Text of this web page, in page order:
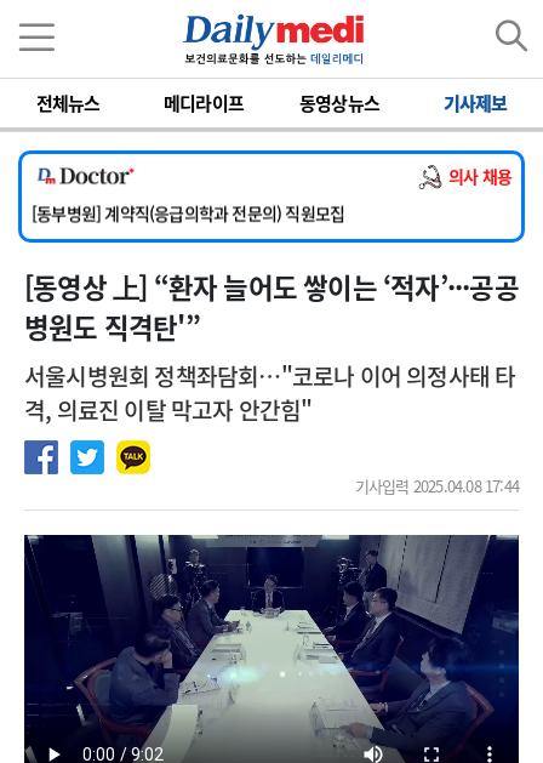
전체뉴스 메디라이프 동영상뉴스 기사제보
의사 채용
[서울아산병원] 2026년 하반기 인턴 모집
[영남대학교의료원] 마취통증의학과 임기제 임상의사 채용
[충남대학교병원] 소아청소년과(소아응급전담) 계약직 의사 공개채용
[동부병원] 계약직(응급의학과 전문의) 직원모집
[이대목동병원] 하반기 전공의(레지던트1년차) 모집
[서울아산병원] 2026년 하반기 인턴 모집
[영남대학교의료원] 마취통증의학과 임기제 임상의사 채용
[동영상 上] “환자 늘어도 쌓이는 ‘적자’···공공
병원도 직격탄'”
서울시병원회 정책좌담회…"코로나 이어 의정사태 타
격, 의료진 이탈 막고자 안간힘"
기사입력 2025.04.08 17:44